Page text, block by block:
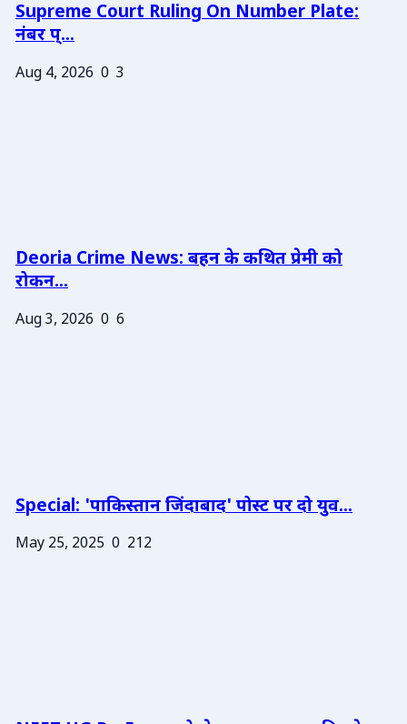
Supreme Court Ruling On Number Plate:
नंबर प्...
Aug 4, 2026 0 3
Deoria Crime News: बहन के कथित प्रेमी को
रोकन...
Aug 3, 2026 0 6
Special: 'पाकिस्तान जिंदाबाद' पोस्ट पर दो युव...
May 25, 2025 0 212